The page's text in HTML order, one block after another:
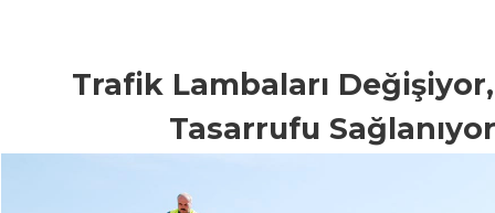
Trafik Lambaları
Tasarrufu Sağlanıyor